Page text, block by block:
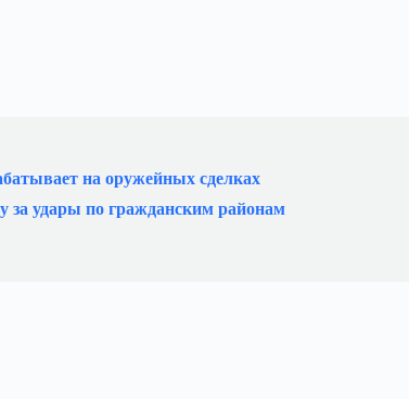
на оружейных сделках
удары по гражданским районам